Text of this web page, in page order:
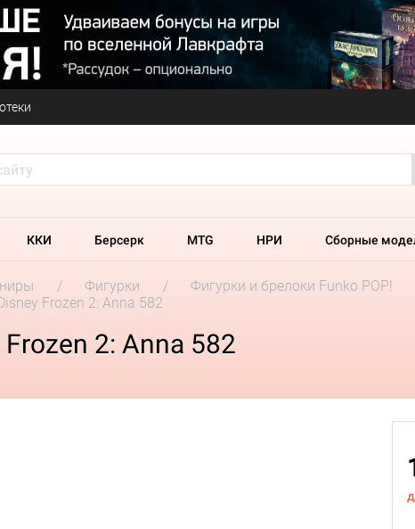
ККИ Берсерк MTG НРИ Сборные
Фигурки Фигурки и брелоки Funko POP!
Frozen 2: Anna 582
2: Anna 582